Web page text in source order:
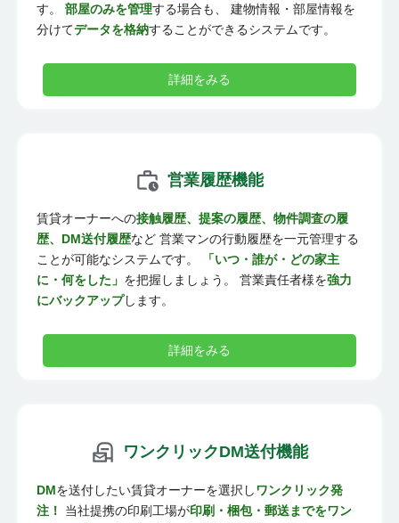
す。 部屋のみを管理する場合も、 建物情報・部屋情報を
分けてデータを格納することができるシステムです。
詳細をみる
営業履歴機能
賃貸オーナーへの接触履歴、提案の履歴、物件調査の履
歴、DM送付履歴など 営業マンの行動履歴を一元管理する
ことが可能なシステムです。
「いつ・誰が・どの家主
に・何をした」 を把握しましょう。 営業責任者様を強力
にバックアップします。
詳細をみる
ワンクリックDM送付機能
DMを送付したい賃貸オーナーを選択しワンクリック発
注！
当社提携の印刷工場が印刷・梱包・郵送までをワン